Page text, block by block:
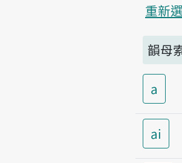
重新
韻母
a
ai